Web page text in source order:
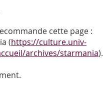
cette page :
(https://culture.univ-
archives/starmania).